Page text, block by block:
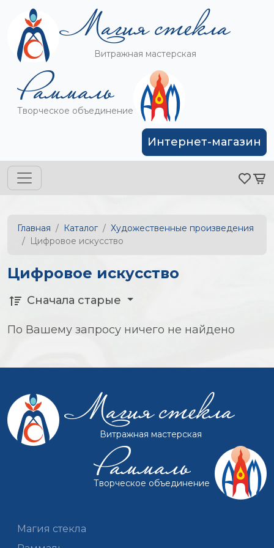
Витражная мастерская
Интернет-магазин
Творческое объединение
Главная Каталог
Художественные произведения
Цифровое искусство
Цифровое искусство
Сначала старые
По Вашему запросу ничего не найдено
Витражная мастерская
Творческое объединение
Магия стекла